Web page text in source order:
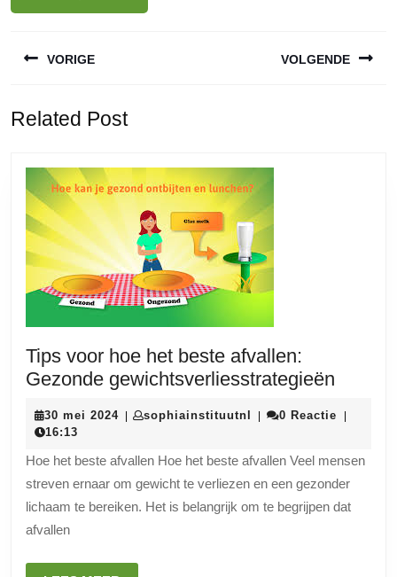
VORIGE
bericht:
VOLGENDE
Related Post
Tips voor hoe het beste afvallen:
Gezonde gewichtsverliesstrategieën
hoe
beste
30 mei 202430| sophiainstituutnl sophiainstituutnl
| 0 Reactie |
16:13
Hoe het beste afvallen Hoe het beste afvallen Veel mensen
streven ernaar om gewicht te verliezen en een gezonder
lichaam te bereiken. Het is belangrijk om te begrijpen dat
afvallen